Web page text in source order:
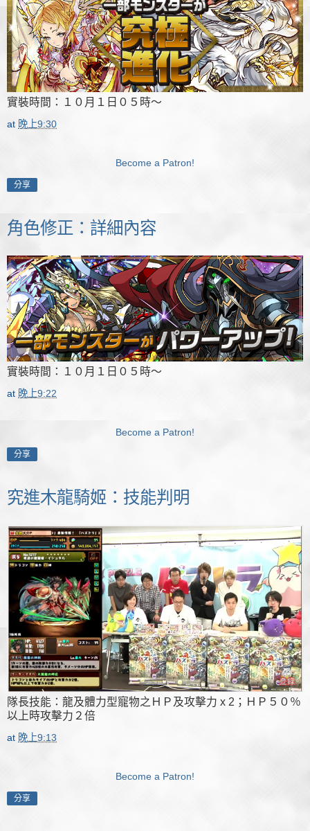
實裝時間：１０月１日０５時～
at 晚上9:30
Become a Patron!
分享
角色修正：詳細內容
實裝時間：１０月１日０５時～
at 晚上9:22
Become a Patron!
分享
究進木龍騎姬：技能判明
隊長技能：龍及體力型寵物之ＨＰ及攻擊力 x 2；ＨＰ５０％
以上時攻擊力２倍
at 晚上9:13
Become a Patron!
分享